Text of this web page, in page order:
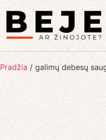
Pradžia / galimų debesų